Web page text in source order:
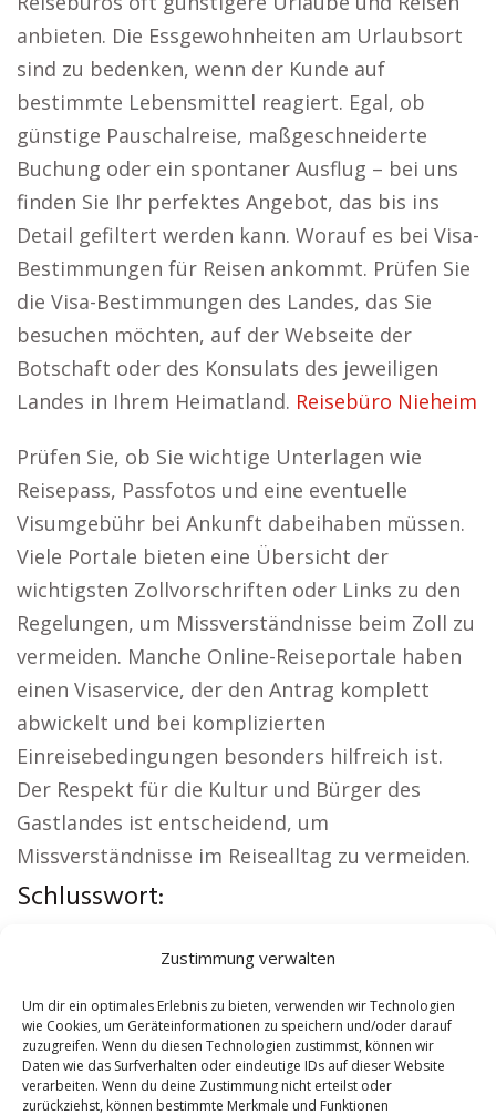
Zustimmung verwalten
Um dir ein optimales Erlebnis zu bieten, verwenden wir Technologien
wie Cookies, um Geräteinformationen zu speichern und/oder darauf
zuzugreifen. Wenn du diesen Technologien zustimmst, können wir
Daten wie das Surfverhalten oder eindeutige IDs auf dieser Website
verarbeiten. Wenn du deine Zustimmung nicht erteilst oder
zurückziehst, können bestimmte Merkmale und Funktionen
anbieten. Die Essgewohnheiten am Urlaubsort
sind zu bedenken, wenn der Kunde auf
bestimmte Lebensmittel reagiert. Egal, ob
günstige Pauschalreise, maßgeschneiderte
Buchung oder ein spontaner Ausflug – bei uns
finden Sie Ihr perfektes Angebot, das bis ins
Detail gefiltert werden kann. Worauf es bei Visa-
Bestimmungen für Reisen ankommt. Prüfen Sie
die Visa-Bestimmungen des Landes, das Sie
besuchen möchten, auf der Webseite der
Botschaft oder des Konsulats des jeweiligen
Landes in Ihrem Heimatland. Reisebüro Nieheim
Prüfen Sie, ob Sie wichtige Unterlagen wie
Reisepass, Passfotos und eine eventuelle
Visumgebühr bei Ankunft dabeihaben müssen.
Viele Portale bieten eine Übersicht der
wichtigsten Zollvorschriften oder Links zu den
Regelungen, um Missverständnisse beim Zoll zu
vermeiden. Manche Online-Reiseportale haben
einen Visaservice, der den Antrag komplett
abwickelt und bei komplizierten
Einreisebedingungen besonders hilfreich ist.
Der Respekt für die Kultur und Bürger des
Gastlandes ist entscheidend, um
Missverständnisse im Reisealltag zu vermeiden.
Schlusswort:
Autovermietung Eschweiler|Sicherheitsdienst
Eschweiler|Hauskauf Eschweiler|
Hundeschule Eschweiler|Schamane Eschweiler
Contents [show]